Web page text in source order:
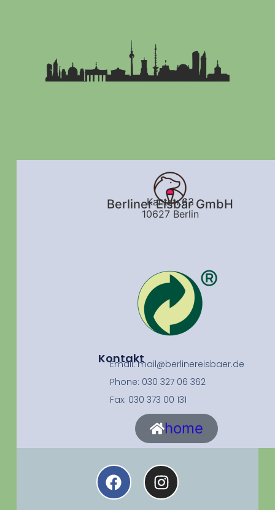
Berliner Eisbär GmbH
Kantstr.63
10627 Berlin
Kontakt
Email: mail@berlinereisbaer.de
Phone: 030 327 06 362
Fax: 030 373 00 131
home